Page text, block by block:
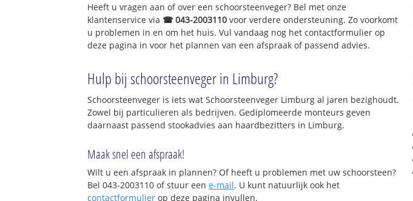
Heeft u vragen aan of over een schoorsteenveger? Bel met onze
klantenservice via ☎ 043-2003110 voor verdere ondersteuning. Zo voorkomt
u problemen in en om het huis. Vul vandaag nog het contactformulier op
deze pagina in voor het plannen van een afspraak of passend advies.
Hulp bij schoorsteenveger in Limburg?
Schoorsteenveger is iets wat Schoorsteenveger Limburg al jaren bezighoudt.
Zowel bij particulieren als bedrijven. Gediplomeerde monteurs geven
daarnaast passend stookadvies aan haardbezitters in Limburg.
Maak snel een afspraak!
Wilt u een afspraak in plannen? Of heeft u problemen met uw schoorsteen?
Bel 043-2003110 of stuur eene-mail. U kunt natuurlijk ook het
contactformulier op deze pagina invullen.